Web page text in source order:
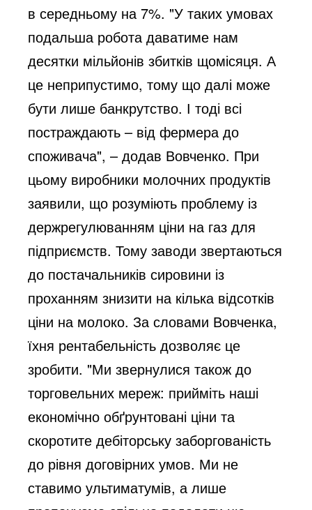
в середньому на 7%. "У таких умовах
подальша робота даватиме нам
десятки мільйонів збитків щомісяця. А
це неприпустимо, тому що далі може
бути лише банкрутство. І тоді всі
постраждають – від фермера до
споживача", – додав Вовченко. При
цьому виробники молочних продуктів
заявили, що розуміють проблему із
держрегулюванням ціни на газ для
підприємств. Тому заводи звертаються
до постачальників сировини із
проханням знизити на кілька відсотків
ціни на молоко. За словами Вовченка,
їхня рентабельність дозволяє це
зробити. "Ми звернулися також до
торговельних мереж: прийміть наші
економічно обґрунтовані ціни та
скоротите дебіторську заборгованість
до рівня договірних умов. Ми не
ставимо ультиматумів, а лише